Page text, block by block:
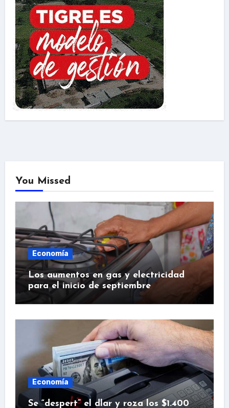
You Missed
Economía
Los aumentos en gas y electricidad
para el inicio de septiembre
Economía
Se “despert” el dlar y roza los $1.400